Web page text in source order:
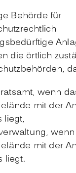
Behörde für
die örtlich
wenn
mit der
liegt,
mit der
liegt.